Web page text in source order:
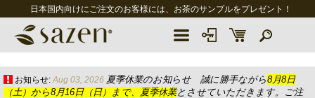
日本国内向けにご注文のお客様には、お茶のサンプルをプレゼント！
お知らせ: Aug 03, 2026 夏季休業のお知らせ 誠に勝手ながら8月8日
（土）から8月16日（日）まで、夏季休業とさせていただきます。ご注